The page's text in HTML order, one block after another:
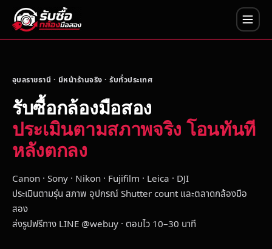
อุบลราชธานี · มีหน้าร้านจริง · รับทั่วประเทศ
รับซื้อกล้องมือสอง
ประเมินตามสภาพจริง โอนทันที
หลังตกลง
Canon · Sony · Nikon · Fujifilm · Leica · DJI
ประเมินตามรุ่น สภาพ อุปกรณ์ Shutter count และตลาดกล้องมือ
สอง
ส่งรูปฟรีทาง LINE @webuy · ตอบไว 10–30 นาที